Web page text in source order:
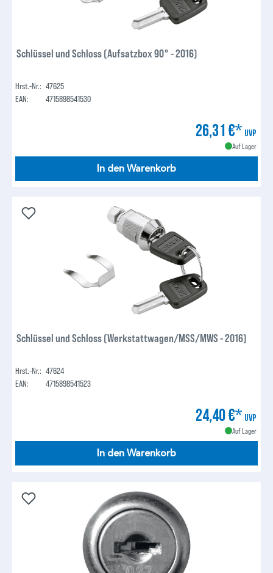
Schlüssel und Schloss (Aufsatzbox 90° - 2016)
Hrst.-Nr.: 47625
EAN:
4715898541530
26,31 €* UVP
Auf Lager
In den Warenkorb
Schlüssel und Schloss (Werkstattwagen/MSS/MWS - 2016)
Hrst.-Nr.: 47624
EAN:
4715898541523
24,40 €* UVP
Auf Lager
In den Warenkorb